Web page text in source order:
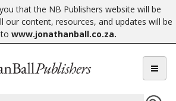
that the NB Publishers website will be
our content, resources, and updates will be
www.jonathanball.co.za.